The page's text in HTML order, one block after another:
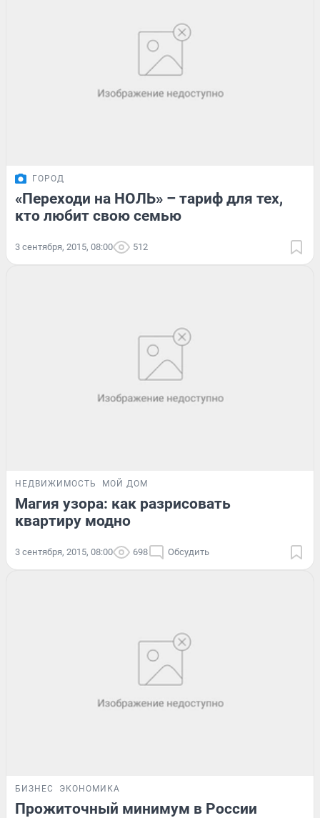
ГОРОД
«Переходи на НОЛЬ» – тариф для тех,
кто любит свою семью
3 сентября, 2015, 08:00 512
НЕДВИЖИМОСТЬ МОЙ ДОМ
Магия узора: как разрисовать
квартиру модно
3 сентября, 2015, 08:00 698 Обсудить
БИЗНЕС ЭКОНОМИКА
Прожиточный минимум в России